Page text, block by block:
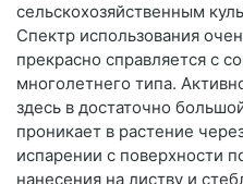
сельскохозяйственным
Спектр использования
прекрасно справляется с
многолетнего типа.
здесь в достаточно
проникает в растение
испарении с поверхности
нанесения на листву и